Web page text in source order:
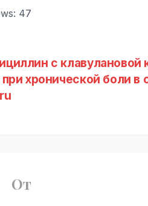
47
с клавулановой
хронической боли в
От